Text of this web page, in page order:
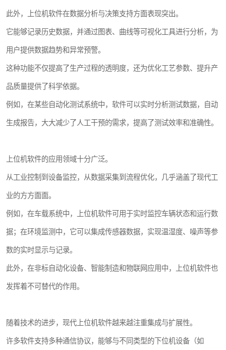
此外，上位机软件在数据分析与决策支持方面表现突出。
它能够记录历史数据，并通过图表、曲线等可视化工具进行分析，为
用户提供数据趋势和异常预警。
这种功能不仅提高了生产过程的透明度，还为优化工艺参数、提升产
品质量提供了科学依据。
例如，在某些自动化测试系统中，软件可以实时分析测试数据，自动
生成报告，大大减少了人工干预的需求，提高了测试效率和准确性。
上位机软件的应用领域十分广泛。
从工业控制到设备监控，从数据采集到流程优化，几乎涵盖了现代工
业的方方面面。
例如，在车载系统中，上位机软件可用于实时监控车辆状态和运行数
据；在环境监测中，它可以集成传感器数据，实现温湿度、噪声等参
数的实时显示与记录。
此外，在非标自动化设备、智能制造和物联网应用中，上位机软件也
发挥着不可替代的作用。
随着技术的进步，现代上位机软件越来越注重集成与扩展性。
许多软件支持多种通信协议，能够与不同类型的下位机设备（如